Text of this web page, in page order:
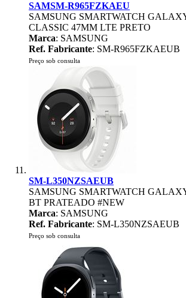
SAMSM-R965FZKAEU
SAMSUNG SMARTWATCH
CLASSIC 47MM LTE PRETO
Marca: SAMSUNG
Ref. Fabricante: SM-R965FZKAEUB
Preço sob consulta
SM-L350NZSAEUB
SAMSUNG SMARTWATCH
BT PRATEADO #NEW
Marca: SAMSUNG
Ref. Fabricante: SM-L350NZSAEUB
Preço sob consulta